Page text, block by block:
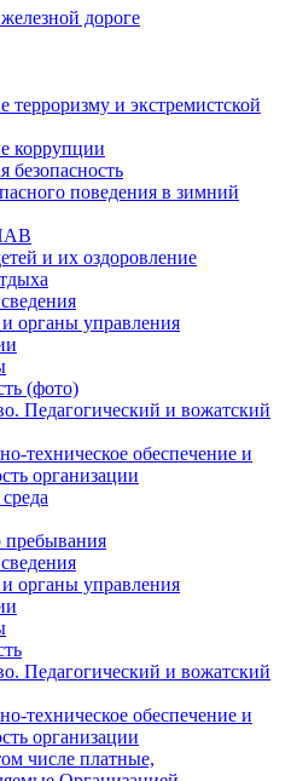
дороге
терроризму и экстремистской
коррупции
поведения в зимний
и их оздоровление
органы управления
(фото)
Педагогический и вожатский
техническое обеспечение и
организации
пребывания
органы управления
Педагогический и вожатский
техническое обеспечение и
организации
числе платные,